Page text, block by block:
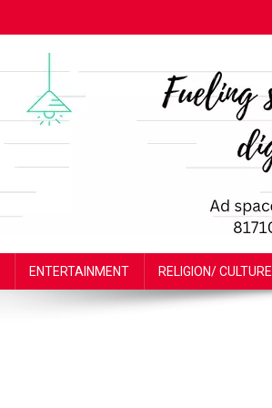
ENTERTAINMENT RELIGION/ CULTURE